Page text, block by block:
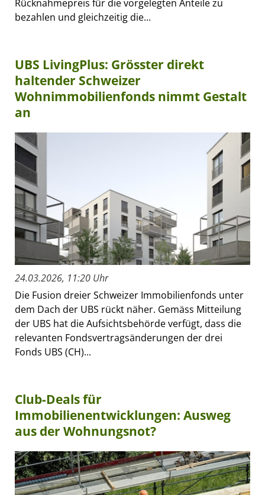
Rücknahmepreis für die vorgelegten Anteile zu
bezahlen und gleichzeitig die...
UBS LivingPlus: Grösster direkt
haltender Schweizer
Wohnimmobilienfonds nimmt Gestalt
an
24.03.2026, 11:20 Uhr
Die Fusion dreier Schweizer Immobilienfonds unter
dem Dach der UBS rückt näher. Gemäss Mitteilung
der UBS hat die Aufsichtsbehörde verfügt, dass die
relevanten Fondsvertragsänderungen der drei
Fonds UBS (CH)...
Club-Deals für
Immobilienentwicklungen: Ausweg
aus der Wohnungsnot?